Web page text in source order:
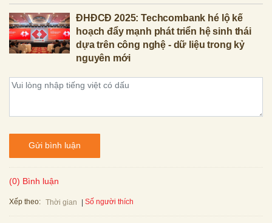
ĐHĐCĐ 2025: Techcombank hé lộ kế
hoạch đẩy mạnh phát triển hệ sinh thái
dựa trên công nghệ - dữ liệu trong kỷ
nguyên mới
Gửi bình luận
(0) Bình luận
Xếp theo: Thời gian Số người thích